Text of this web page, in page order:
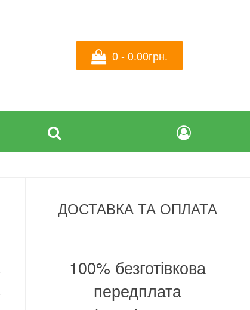
0 - 0.00грн.
ДОСТАВКА ТА ОПЛАТА
100% безготівкова
передплата